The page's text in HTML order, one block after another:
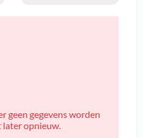
geen gegevens worden
later opnieuw.